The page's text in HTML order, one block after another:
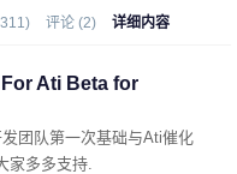
评论 (2) 详细内容
Ati Beta for
团队第一次基础与Ati催化
家多多支持.